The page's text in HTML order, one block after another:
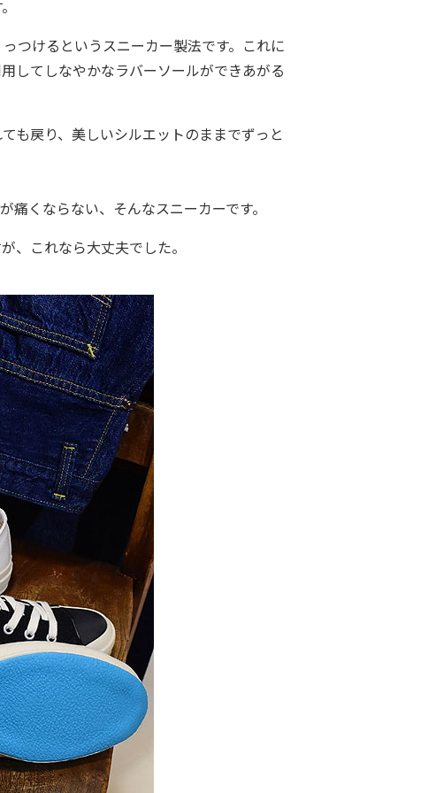
つけるというスニーカー製法です。これに
してしなやかなラバーソールができあがる
も戻り、美しいシルエットのままでずっと
くならない、そんなスニーカーです。
、これなら大丈夫でした。